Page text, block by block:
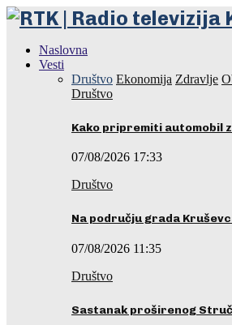
Naslovna
Vesti
Društvo Ekonomija Zdravlje
Društvo
Kako pripremiti automobil
07/08/2026 17:33
Društvo
Na području grada
07/08/2026 11:35
Društvo
Sastanak proširenog